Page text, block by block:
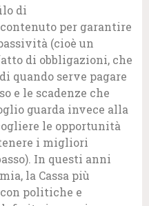
di
per garantire
(cioè un
di obbligazioni, che
quando serve pagare
e le scadenze che
guarda invece alla
le opportunità
i migliori
In questi anni
la Cassa più
politiche e